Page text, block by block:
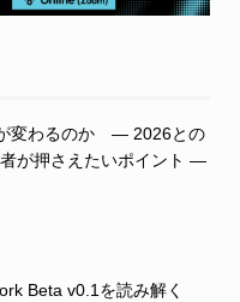
変わるのか ― 2026との
が押さえたいポイント ―
Beta v0.1を読み解く